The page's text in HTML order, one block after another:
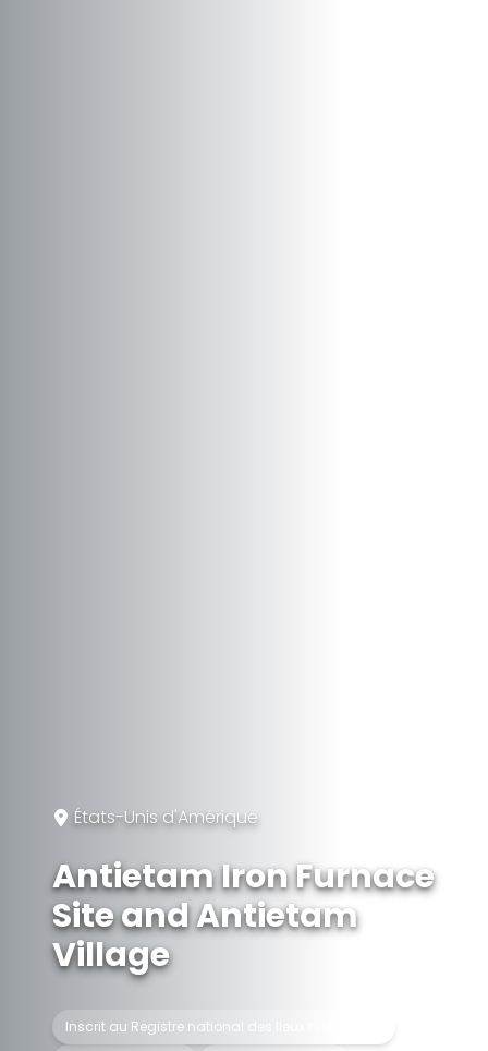
États-Unis d'Amérique
Antietam Iron Furnace
Site and Antietam
Village
Inscrit au Registre national des lieux historiques